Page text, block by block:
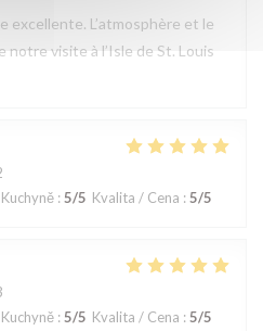
excellente. L’atmosphère et le
visite à l’Isle de St. Louis
Kuchyně : 5/5 Kvalita / Cena : 5/5
Kuchyně : 5/5 Kvalita / Cena : 5/5